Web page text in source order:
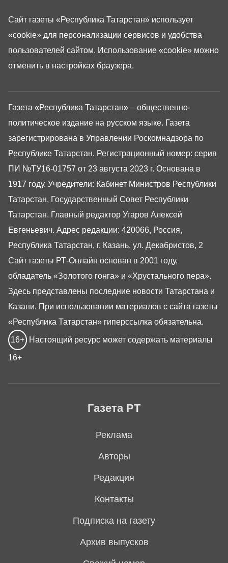
Газета РТ
Реклама
Авторы
Редакция
Контакты
Подписка на газету
Архив выпусков
Газета «Республика Татарстан» – общественно-
политическое издание на русском языке. Газета
зарегистрирована в Управлении Роскомнадзора по
Республике Татарстан. Регистрационный номер: серия
ПИ №ТУ16-01757 от 23 августа 2023 г. Основана в
1917 году. Учредители: Кабинет Министров Республики
Татарстан, Государственный Совет Республики
Татарстан. Главный редактор Угаров Алексей
Евгеньевич. Адрес редакции: 420066, Россия,
Республика Татарстан, г. Казань, ул. Декабристов, 2
Сайт газеты РТ-Онлайн основан в 2001 году,
обладатель «Золотого гонга» и «Хрустального пера».
Здесь представлены последние новости Татарстана и
Казани. При использовании материалов с сайта газеты
«Республика Татарстан» гиперссылка обязательна.
16+ Настоящий ресурс может содержать материалы
16+
Сайт газеты «Республика Татарстан» использует
«cookie» для персонализации сервисов и удобства
пользователей сайтом. Использование «cookie» можно
отменить в настройках браузера.